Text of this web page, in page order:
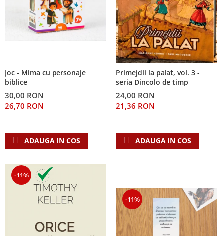
Joc - Mima cu personaje
biblice
30,00 RON
26,70 RON
ADAUGA IN COS
Primejdii la palat, vol. 3 -
seria Dincolo de timp
24,00 RON
21,36 RON
ADAUGA IN COS
-11%
-11%